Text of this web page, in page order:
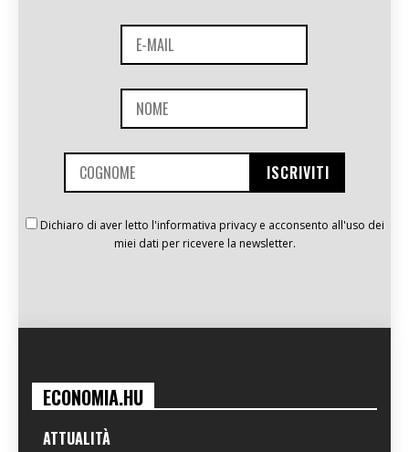
Dichiaro di aver letto l'informativa privacy e acconsento all'uso dei
miei dati per ricevere la newsletter.
ECONOMIA.HU
ATTUALITÀ